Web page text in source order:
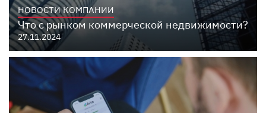
НОВОСТИ КОМПАНИИ
Что с рынком коммерческой недвижимости?
27.11.2024